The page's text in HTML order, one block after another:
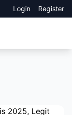
Login Register